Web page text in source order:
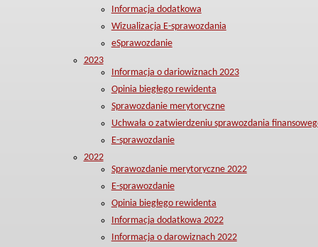
Informacja dodatkowa
Wizualizacja E-sprawozdania
eSprawozdanie
2023
Informacja o dariowiznach 2023
Opinia biegłego rewidenta
Sprawozdanie merytoryczne
Uchwała o zatwierdzeniu sprawozdania
E-sprawozdanie
2022
Sprawozdanie merytoryczne 2022
E-sprawozdanie
Opinia biegłego rewidenta
Informacja dodatkowa 2022
Informacja o darowiznach 2022